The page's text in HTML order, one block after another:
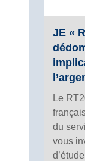
JE «
Le
du
vous